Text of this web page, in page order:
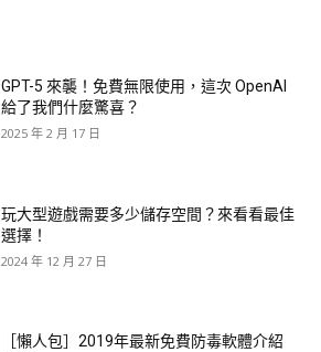
GPT-5 來襲！免費無限使用，這次 OpenAI
給了我們什麼驚喜？
2025 年 2 月 17 日
玩大型遊戲需要多少儲存空間？來看看最佳
選擇！
2024 年 12 月 27 日
［懶人包］2019年最新免費防毒軟體介紹